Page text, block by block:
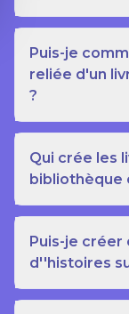
Puis-je
reliée d'un
?
Qui crée les
bibliothèque
Puis-je créer
d''histoires